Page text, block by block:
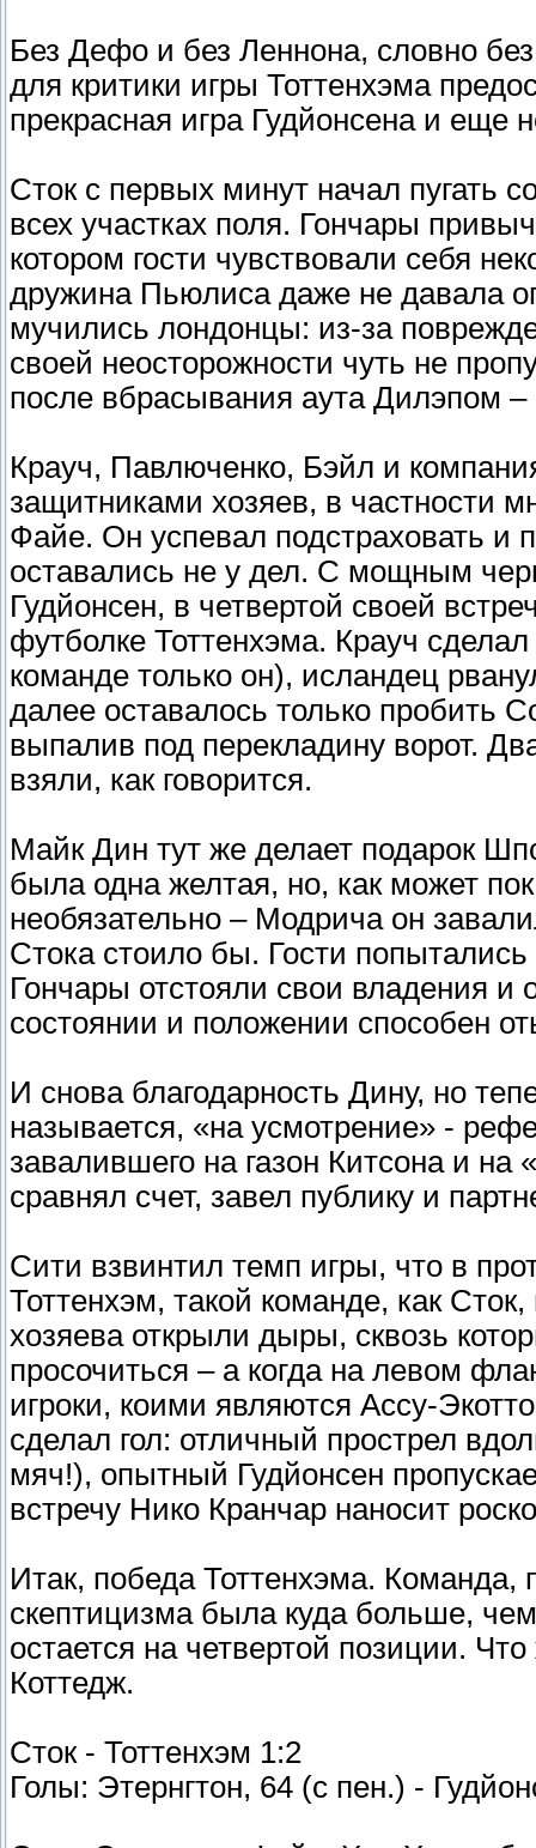
Без Дефо и без Леннона, словно
для критики игры Тоттенхэма
прекрасная игра Гудйонсена и еще
Сток с первых минут начал пугать
всех участках поля. Гончары
котором гости чувствовали себя
дружина Пьюлиса даже не давала
мучились лондонцы: из-за
своей неосторожности чуть не
после вбрасывания аута Дилэпом –
Крауч, Павлюченко, Бэйл и
защитниками хозяев, в частности
Файе. Он успевал подстраховать и
оставались не у дел. С мощным
Гудйонсен, в четвертой своей
футболке Тоттенхэма. Крауч
команде только он), исландец
далее оставалось только пробить
выпалив под перекладину ворот.
взяли, как говорится.
Майк Дин тут же делает подарок
была одна желтая, но, как может
необязательно – Модрича он
Стока стоило бы. Гости
Гончары отстояли свои владения
состоянии и положении способен
И снова благодарность Дину, но
называется, «на усмотрение» -
завалившего на газон Китсона и на
сравнял счет, завел публику и
Сити взвинтил темп игры, что в
Тоттенхэм, такой команде, как
хозяева открыли дыры, сквозь
просочиться – а когда на левом
игроки, коими являются Ассу-
сделал гол: отличный прострел
мяч!), опытный Гудйонсен
встречу Нико Кранчар наносит
Итак, победа Тоттенхэма. Команда,
скептицизма была куда больше,
остается на четвертой позиции.
Коттедж.
Сток - Тоттенхэм 1:2
Голы: Этернгтон, 64 (с пен.) -